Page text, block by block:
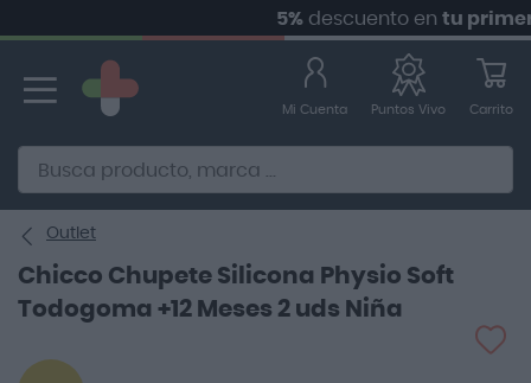
descuento en tu primer
contenido
Alternative to Doofinder Ecommerce Search
Mi Cuenta Puntos Vivo Carrito
Outlet
Chicco Chupete Silicona Physio Soft
Todogoma +12 Meses 2 uds Niña
Saltar